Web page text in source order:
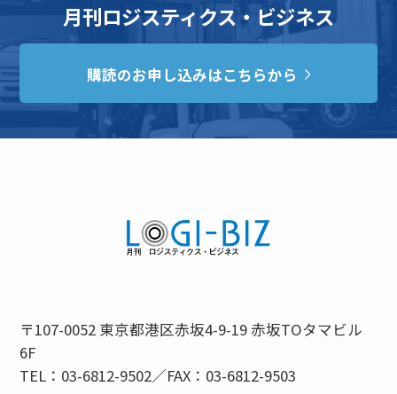
月刊ロジスティクス・ビジネス
購読のお申し込みはこちらから
〒107-0052 東京都港区赤坂4-9-19 赤坂TOタマビル
6F
TEL：03-6812-9502／FAX：03-6812-9503